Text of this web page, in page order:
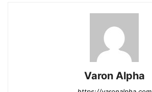
Varon Alpha